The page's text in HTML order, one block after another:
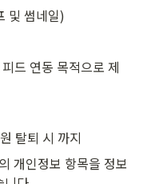
및 썸네일)
드 연동 목적으로 제
탈퇴 시 까지
개인정보 항목을 정보